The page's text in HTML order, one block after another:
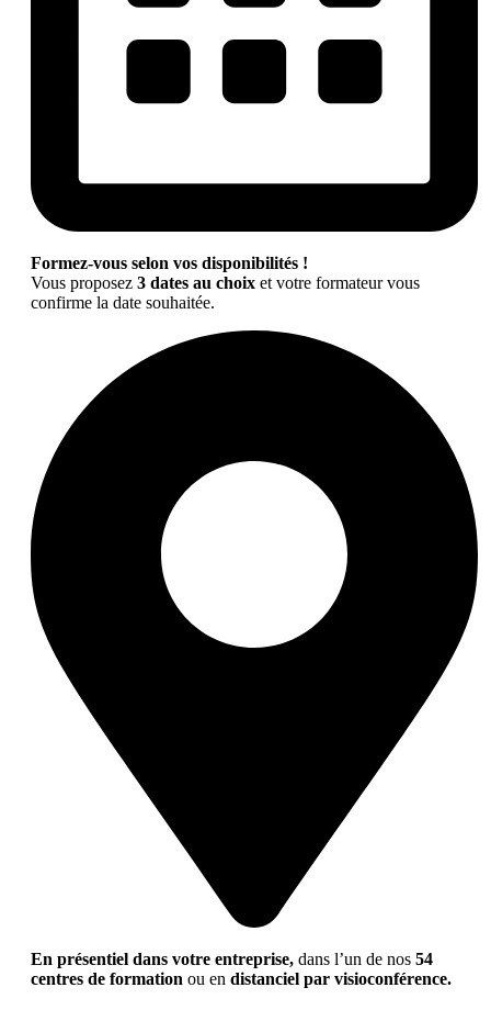
Formez-vous selon vos disponibilités !
Vous proposez 3 dates au choix et votre formateur vous
confirme la date souhaitée.
En présentiel dans votre entreprise, dans l’un de nos 54
centres de formation ou en distanciel par visioconférence.